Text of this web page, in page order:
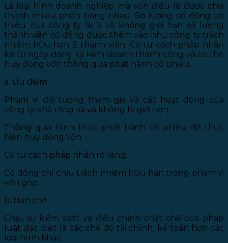
Là loại hình doanh nghiệp mà vốn điều lệ được chia
thành nhiều phần bằng nhau. Số lượng cổ đông tối
thiểu của công ty là 3 và không giới hạn số lượng
thành viên cổ đông được thêm vào như công ty trách
nhiệm hữu hạn 2 thành viên. Có tư cách pháp nhân
kể từ ngày đăng ký kinh doanh thành công và có thể
huy động vốn thông qua phát hành cổ phiếu.
a. Ưu điểm:
Phạm vi đối tượng tham gia và các hoạt động của
công ty khá rộng rãi và không bị giới hạn.
Thông qua hình thức phát hành cổ phiếu để thực
hiện huy động vốn.
Có tư cách pháp nhân rõ ràng.
Cổ đông chỉ chịu trách nhiệm hữu hạn trong phạm vi
vốn góp.
b. Hạn chế:
Chịu sự kiểm soát và điều chỉnh chặt chẽ của pháp
luật đặc biệt là các chế độ tài chính, kế toán hơn các
loại hình khác.